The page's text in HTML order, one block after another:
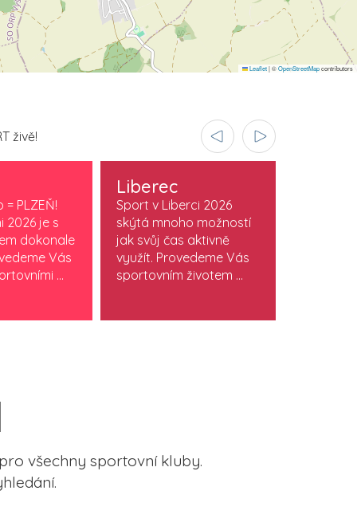
Leaflet|©OpenStreetMapcontributors
živě!
PLZEŇ!
2026 je s
dokonale
Vás
...
Liberec
Sport v Liberci 2026
skýtá mnoho možností
jak svůj čas aktivně
využít. Provedeme Vás
sportovním životem ...
všechny sportovní kluby.